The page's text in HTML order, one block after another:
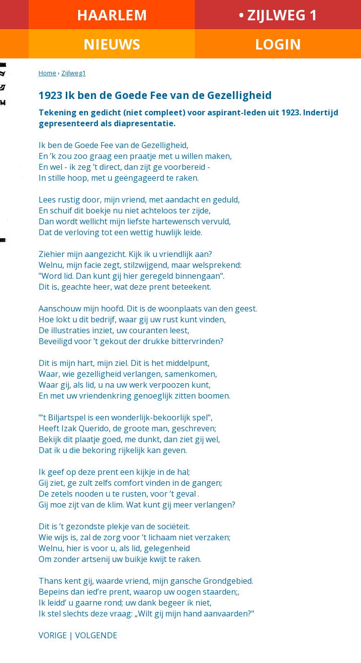
HAARLEM
• ZIJLWEG 1
NIEUWS LOGIN
Home › Zijlweg1
1923 Ik ben de Goede Fee van de Gezelligheid
Tekening en gedicht (niet compleet) voor aspirant-leden uit 1923. Indertijd
gepresenteerd als diapresentatie.
Ik ben de Goede Fee van de Gezelligheid,
En ’k zou zoo graag een praatje met u willen maken,
En wel - ik zeg ’t direct, dan zijt ge voorbereid -
In stille hoop, met u geëngageerd te raken.
Lees rustig door, mijn vriend, met aandacht en geduld,
En schuif dit boekje nu niet achteloos ter zijde,
Dan wordt wellicht mijn liefste hartewensch vervuld,
Dat de verloving tot een wettig huwlijk leide.
Ziehier mijn aangezicht. Kijk ik u vriendlijk aan?
Welnu, mijn facie zegt, stilzwijgend, maar welsprekend:
"Word lid. Dan kunt gij hier geregeld binnengaan".
Dit is, geachte heer, wat deze prent beteekent.
Aanschouw mijn hoofd. Dit is de woonplaats van den geest.
Hoe lokt u dit bedrijf, waar gij uw rust kunt vinden,
De illustraties inziet, uw couranten leest,
Beveiligd voor ’t gekout der drukke bittervrinden?
Dit is mijn hart, mijn ziel. Dit is het middelpunt,
Waar, wie gezelligheid verlangen, samenkomen,
Waar gij, als lid, u na uw werk verpoozen kunt,
En met uw vriendenkring genoeglijk zitten boomen.
"’t Biljartspel is een wonderlijk-bekoorlijk spel",
Heeft Izak Querido, de groote man, geschreven;
Bekijk dit plaatje goed, me dunkt, dan ziet gij wel,
Dat ik u die bekoring rijkelijk kan geven.
Ik geef op deze prent een kijkje in de hal;
Gij ziet, ge zult zelfs comfort vinden in de gangen;
De zetels nooden u te rusten, voor ’t geval .
Gij moe zijt van de klim. Wat kunt gij meer verlangen?
Dit is ’t gezondste plekje van de sociëteit.
Wie wijs is, zal de zorg voor ’t lichaam niet verzaken;
Welnu, hier is voor u, als lid, gelegenheid
Om zonder artsenij uw buikje kwijt te raken.
Thans kent gij, waarde vriend, mijn gansche Grondgebied.
Bepeins dan ied’re prent, waarop uw oogen staarden;,
Ik leidd’ u gaarne rond; uw dank begeer ik niet,
Ik stel slechts deze vraag: „Wilt gij mijn hand aanvaarden?"
VORIGE | VOLGENDE